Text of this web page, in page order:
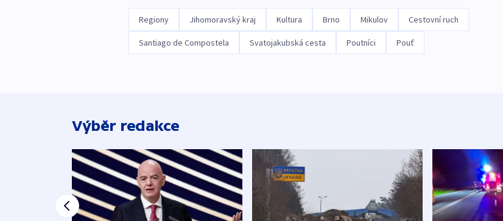
Regiony Jihomoravský kraj Kultura Brno Mikulov Cestovní ruch
Santiago de Compostela Svatojakubská cesta Poutníci Pouť
Výběr redakce